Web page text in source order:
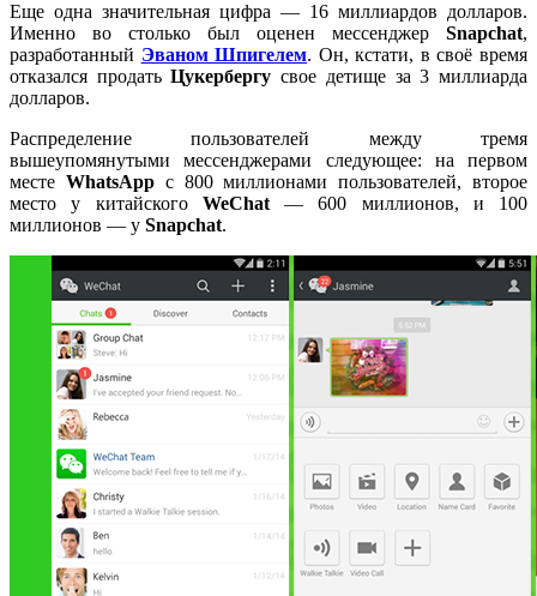
Еще одна значительная цифра — 16 миллиардов долларов.
Именно во столько был оценен мессенджер Snapchat,
разработанный Эваном Шпигелем. Он, кстати, в своё время
отказался продатьЦукербергу свое детище за 3 миллиарда
долларов.
Распределение пользователей между тремя
вышеупомянутыми мессенджерами следующее: на первом
месте WhatsAppс 800 миллионами пользователей, второе
место у китайского WeChat— 600 миллионов, и 100
миллионов — у Snapchat.